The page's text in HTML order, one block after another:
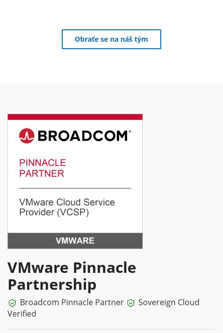
Obraťe se na náš tým
VMware Pinnacle
Partnership
Broadcom Pinnacle Partner
Sovereign Cloud
Verified